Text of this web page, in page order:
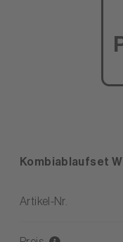
Kombiablaufset
Artikel-Nr.